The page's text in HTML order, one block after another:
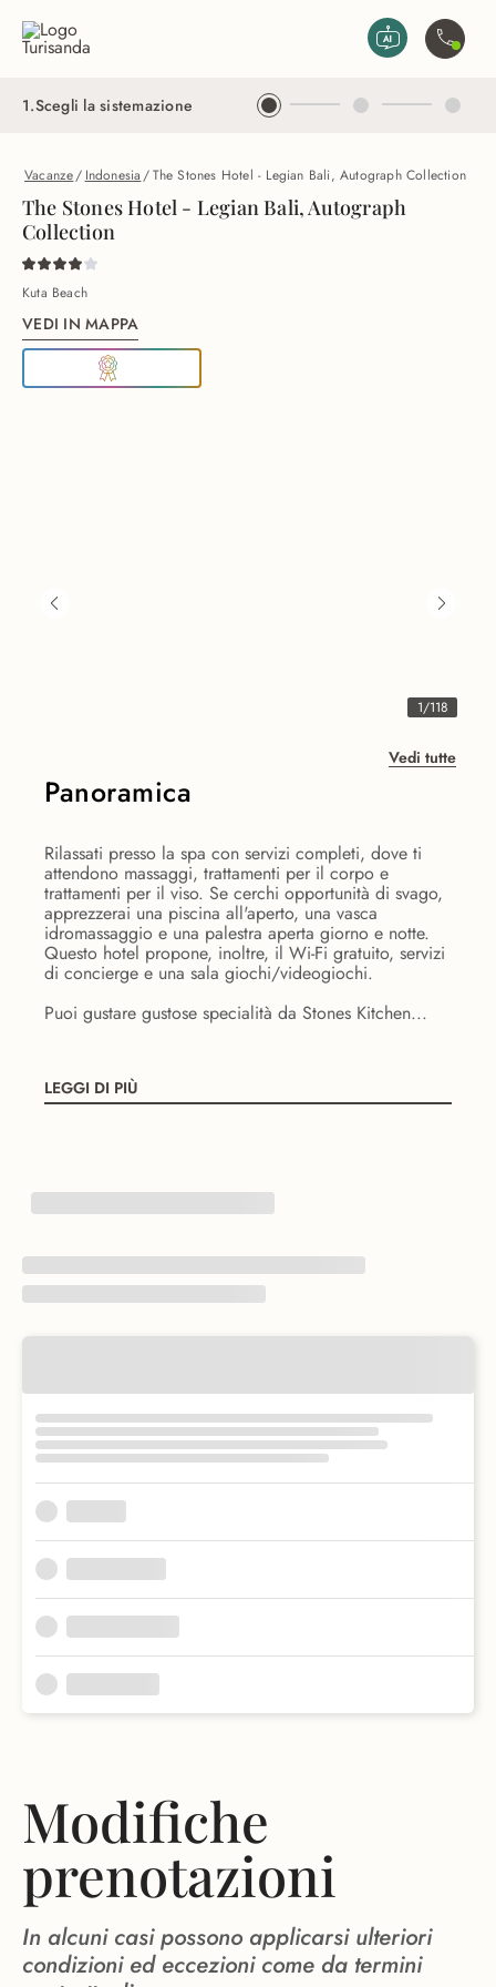
1.Scegli la sistemazione
Vacanze/ Indonesia/The Stones Hotel - Legian Bali, Autograph Collection
The Stones Hotel - Legian Bali, Autograph
Collection
Kuta Beach
VEDI IN MAPPA
1/118
Vedi tutte
Panoramica
Rilassati presso la spa con servizi completi, dove ti
attendono massaggi, trattamenti per il corpo e
trattamenti per il viso. Se cerchi opportunità di svago,
apprezzerai una piscina all'aperto, una vasca
idromassaggio e una palestra aperta giorno e notte.
Questo hotel propone, inoltre, il Wi-Fi gratuito, servizi
di concierge e una sala giochi/videogiochi.
Puoi gustare gustose specialità da Stones Kitchen...
LEGGI DI PIÙ
Modifiche
prenotazioni
In alcuni casi possono applicarsi ulteriori
condizioni ed eccezioni come da termini